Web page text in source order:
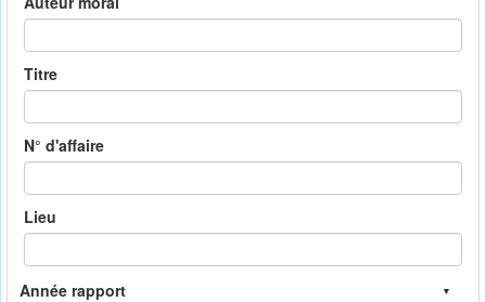
Titre
N° d'affaire
Lieu